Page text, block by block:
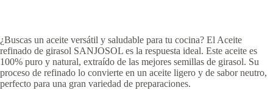
¿Buscas un aceite versátil y saludable para tu cocina? El Aceite
refinado de girasol SANJOSOL es la respuesta ideal. Este aceite es
100% puro y natural, extraído de las mejores semillas de girasol. Su
proceso de refinado lo convierte en un aceite ligero y de sabor neutro,
perfecto para una gran variedad de preparaciones.